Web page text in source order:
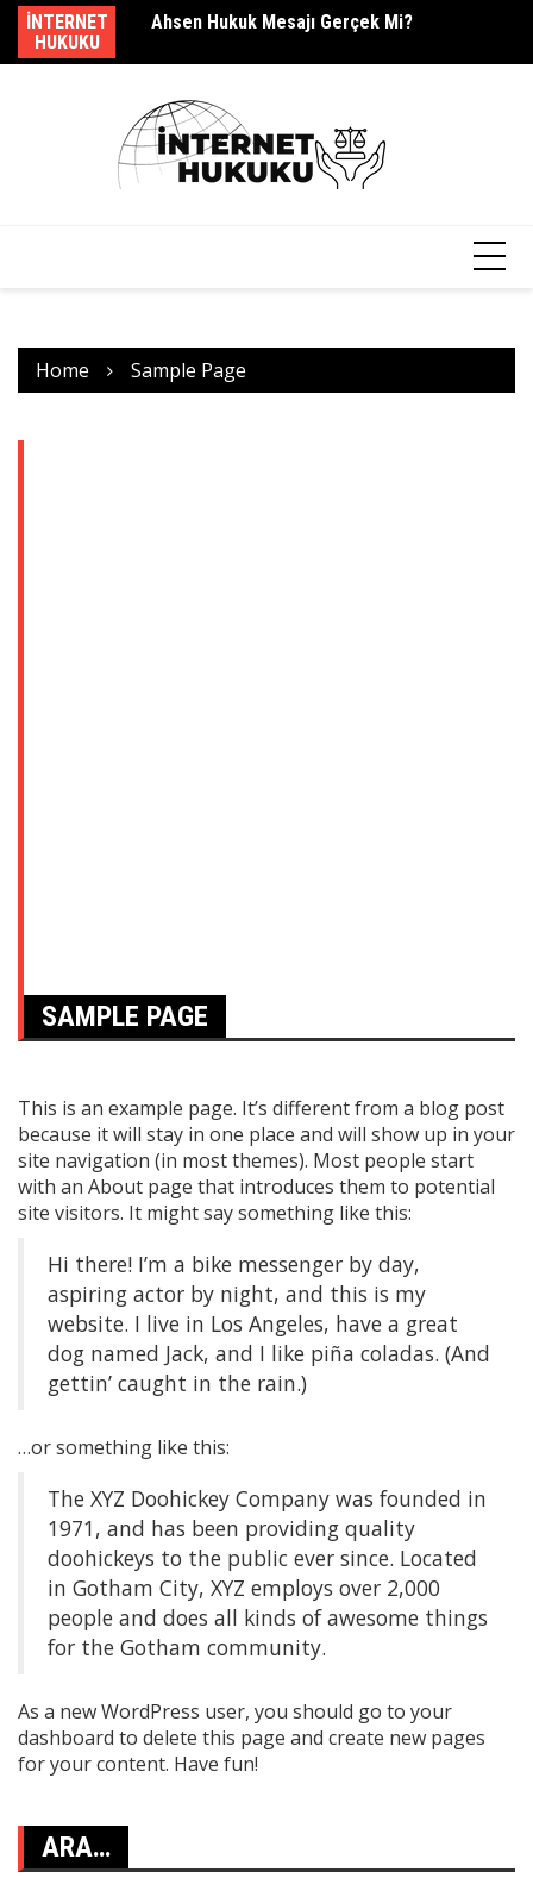
Skip
content
INTERNET
HUKUKU
Ahsen Hukuk Mesajı Gerçek Mi?
Home Sample Page
SAMPLE PAGE
This is an example page. It’s different from a blog post
because it will stay in one place and will show up in your
site navigation (in most themes). Most people start
with an About page that introduces them to potential
site visitors. It might say something like this:
Hi there! I’m a bike messenger by day,
aspiring actor by night, and this is my
website. I live in Los Angeles, have a great
dog named Jack, and I like piña coladas. (And
gettin’ caught in the rain.)
…or something like this:
The XYZ Doohickey Company was founded in
1971, and has been providing quality
doohickeys to the public ever since. Located
in Gotham City, XYZ employs over 2,000
people and does all kinds of awesome things
for the Gotham community.
As a new WordPress user, you should go to your
dashboard to delete this page and create new pages
for your content. Have fun!
ARA…